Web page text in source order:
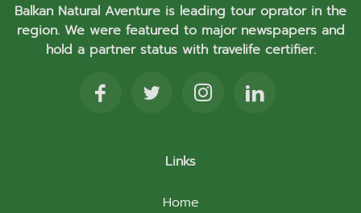
Balkan Natural Aventure is leading tour oprator in the
region. We were featured to major newspapers and
hold a partner status with travelife certifier.
Links
Home